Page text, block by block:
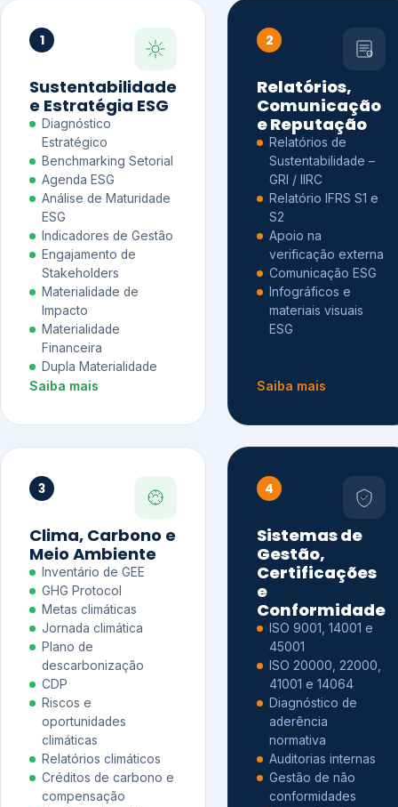
1
Sustentabilidade
e Estratégia ESG
Diagnóstico
Estratégico
Benchmarking Setorial
Agenda ESG
Análise de Maturidade
ESG
Indicadores de Gestão
Engajamento de
Stakeholders
Materialidade de
Impacto
Materialidade
Financeira
Dupla Materialidade
Saiba mais
2
Relatórios,
Comunicação
e Reputação
Relatórios de
Sustentabilidade –
GRI / IIRC
Relatório IFRS S1 e
S2
Apoio na
verificação externa
Comunicação ESG
Infográficos e
materiais visuais
ESG
Saiba mais
3
Clima, Carbono e
Meio Ambiente
Inventário de GEE
GHG Protocol
Metas climáticas
Jornada climática
Plano de
descarbonização
CDP
Riscos e
oportunidades
climáticas
Relatórios climáticos
Créditos de carbono e
compensação
4
Sistemas de
Gestão,
Certificações
e
Conformidade
ISO 9001, 14001 e
45001
ISO 20000, 22000,
41001 e 14064
Diagnóstico de
aderência
normativa
Auditorias internas
Gestão de não
conformidades